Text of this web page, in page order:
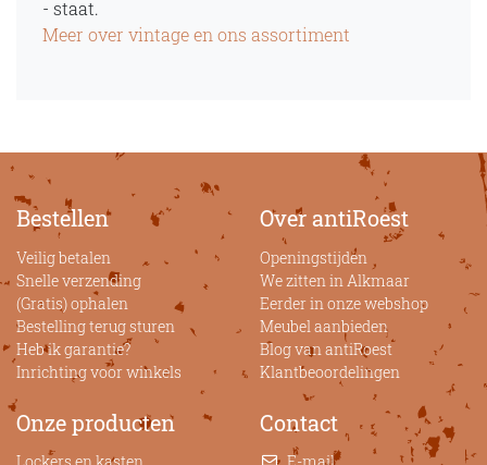
- staat.
Meer over vintage en ons assortiment
Bestellen
Veilig betalen
Snelle verzending
(Gratis) ophalen
Bestelling terug sturen
Heb ik garantie?
Inrichting voor winkels
Over antiRoest
Openingstijden
We zitten in Alkmaar
Eerder in onze webshop
Meubel aanbieden
Blog van antiRoest
Klantbeoordelingen
Onze producten Contact